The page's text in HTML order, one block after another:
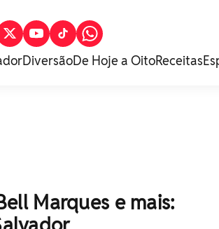
DiversãoDe Hoje a OitoReceitas
Marques e mais: